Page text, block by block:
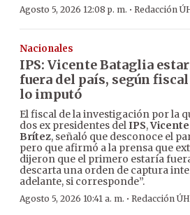
Agosto 5, 2026 12:08 p. m. · Redacción
Nacionales
IPS: Vicente Bataglia
fuera del país, según fiscal
lo imputó
El fiscal de la investigación por la
dos ex presidentes delIPS,
Brítez, señaló que desconoce el
pero que afirmó a la prensa que
dijeron que el primero estaría
descarta una orden de captura
adelante, si corresponde”.
Agosto 5, 2026 10:41 a. m. · Redacción ÚH